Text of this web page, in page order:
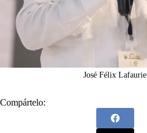
José Félix Lafaurie
Compártelo: